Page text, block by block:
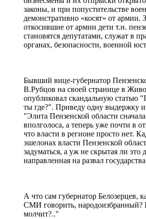
законы, и при попустительстве
демонстративно «косят» от армии.
откосившие от армии дети т.н.
становятся депутатами, служат в
органах, безопасности, военной
Бывший вице-губернатор
В.Рубцов на своей странице в
опубликовал скандальную статью
ты где?". Приведу одну выдержку
"Элита Пензенской области
вполголоса, а теперь уже почти в
что власти в регионе просто нет.
эшелонах власти Пензенской
задуматься, а уж не скрытая ли это
направленная на развал
А что сам губернатор Белозерцев,
СМИ говорить, народоизбранный?
молчит?.."